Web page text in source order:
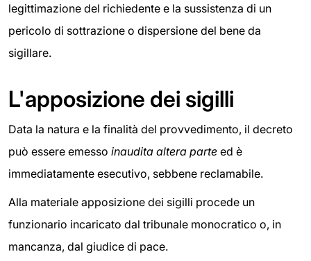
legittimazione del richiedente e la sussistenza di un
pericolo di sottrazione o dispersione del bene da
sigillare.
L'apposizione dei sigilli
Data la natura e la finalità del provvedimento, il decreto
può essere emesso inaudita altera parte ed è
immediatamente esecutivo, sebbene reclamabile.
Alla materiale apposizione dei sigilli procede un
funzionario incaricato dal tribunale monocratico o, in
mancanza, dal giudice di pace.